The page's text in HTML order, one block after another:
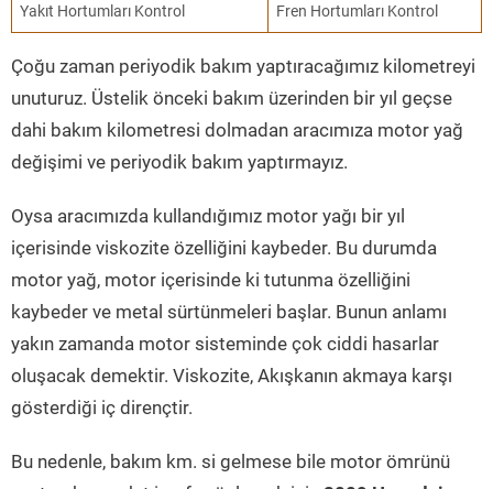
Yakıt Hortumları Kontrol Fren Hortumları Kontrol
Çoğu zaman periyodik bakım yaptıracağımız kilometreyi
unuturuz. Üstelik önceki bakım üzerinden bir yıl geçse
dahi bakım kilometresi dolmadan aracımıza motor yağ
değişimi ve periyodik bakım yaptırmayız.
Oysa aracımızda kullandığımız motor yağı bir yıl
içerisinde viskozite özelliğini kaybeder. Bu durumda
motor yağ, motor içerisinde ki tutunma özelliğini
kaybeder ve metal sürtünmeleri başlar. Bunun anlamı
yakın zamanda motor sisteminde çok ciddi hasarlar
oluşacak demektir. Viskozite, Akışkanın akmaya karşı
gösterdiği iç dirençtir.
Bu nedenle, bakım km. si gelmese bile motor ömrünü